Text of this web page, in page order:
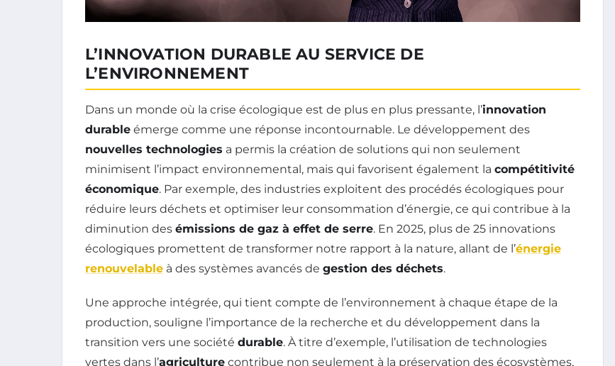
L’INNOVATION DURABLE AU SERVICE DE
L’ENVIRONNEMENT
Dans un monde où la crise écologique est de plus en plus pressante, l’innovation
durable émerge comme une réponse incontournable. Le développement des
nouvelles technologies a permis la création de solutions qui non seulement
minimisent l’impact environnemental, mais qui favorisent également la compétitivité
économique. Par exemple, des industries exploitent des procédés écologiques pour
réduire leurs déchets et optimiser leur consommation d’énergie, ce qui contribue à la
diminution des émissions de gaz à effet de serre. En 2025, plus de 25 innovations
écologiques promettent de transformer notre rapport à la nature, allant de l’énergie
renouvelable à des systèmes avancés de gestion des déchets.
Une approche intégrée, qui tient compte de l’environnement à chaque étape de la
production, souligne l’importance de la recherche et du développement dans la
transition vers une société durable. À titre d’exemple, l’utilisation de technologies
vertes dans l’agriculture contribue non seulement à la préservation des écosystèmes,